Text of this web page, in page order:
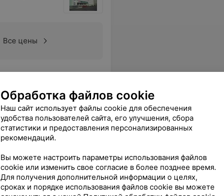
Все цены
Все цены
Обработка файлов cookie
Наш сайт использует файлы cookie для обеспечения
удобства пользователей сайта, его улучшения, сбора
статистики и предоставления персонализированных
рекомендаций.
Вы можете настроить параметры использования файлов
cookie или изменить свое согласие в более позднее время.
Для получения дополнительной информации о целях,
сроках и порядке использования файлов cookie вы можете